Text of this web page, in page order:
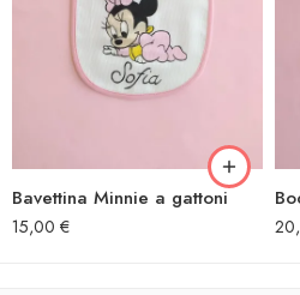
Bavettina Minnie a gattoni
15,00 €